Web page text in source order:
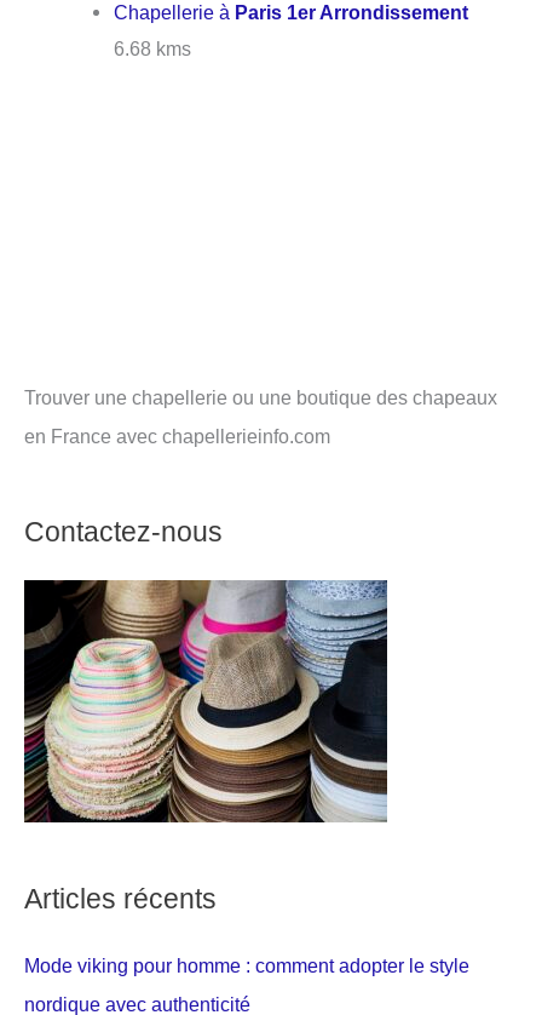
Chapellerie à Paris 1er Arrondissement
6.68 kms
Trouver une chapellerie ou une boutique des chapeaux
en France avec chapellerieinfo.com
Contactez-nous
Articles récents
Mode viking pour homme : comment adopter le style
nordique avec authenticité